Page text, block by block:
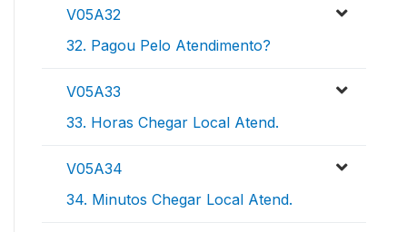
V05A32
32. Pagou Pelo Atendimento?
V05A33
33. Horas Chegar Local Atend.
V05A34
34. Minutos Chegar Local Atend.